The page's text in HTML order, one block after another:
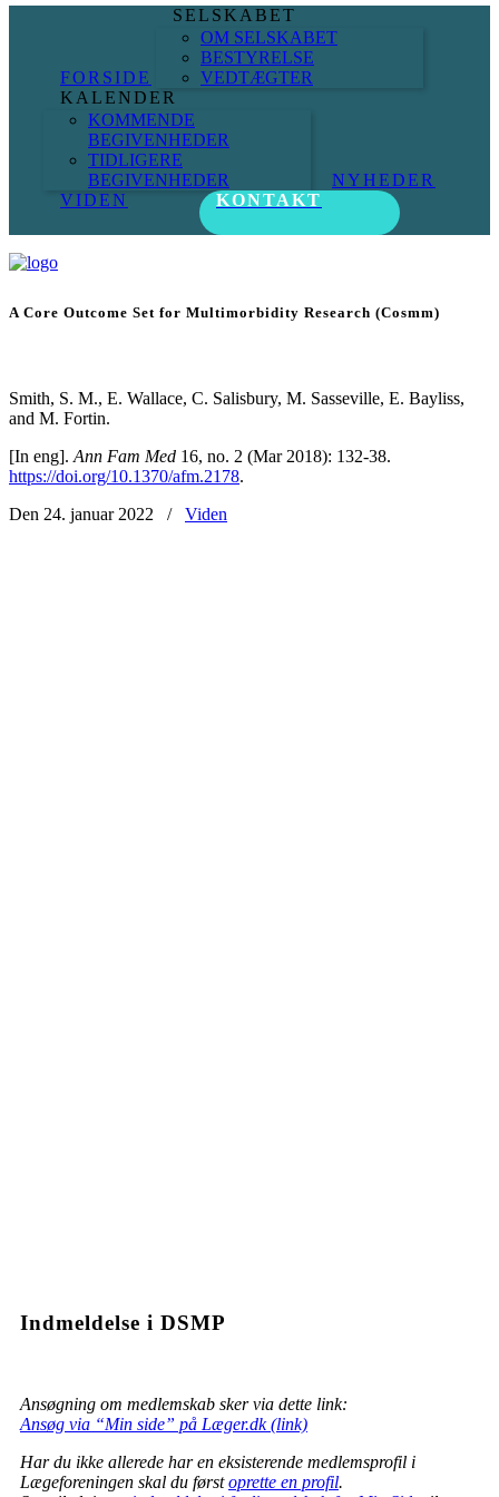
FORSIDE
SELSKABET
OM SELSKABET
BESTYRELSE
VEDTÆGTER
KALENDER
KOMMENDE
BEGIVENHEDER
TIDLIGERE
BEGIVENHEDER
NYHEDER
VIDEN
KONTAKT
A Core Outcome Set for Multimorbidity Research (Cosmm)
Smith, S. M., E. Wallace, C. Salisbury, M. Sasseville, E. Bayliss,
and M. Fortin.
[In eng]. Ann Fam Med 16, no. 2 (Mar 2018): 132-38.
https://doi.org/10.1370/afm.2178.
Den 24. januar 2022
/ Viden
Indmeldelse i DSMP
Ansøgning om medlemskab sker via dette link:
Ansøg via “Min side” på Læger.dk (link)
Har du ikke allerede har en eksisterende medlemsprofil i
Lægeforeningen skal du førstoprette en profil.